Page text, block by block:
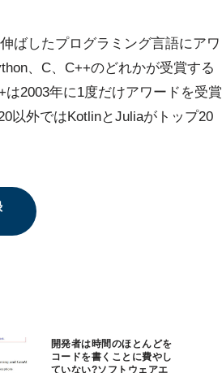
ばしたプログラミング言語にアワ
、C、C++のどれかが受賞する
2003年に1度だけアワードを受賞
以外ではKotlinとJuliaがトップ20
開発者は時間のほとんどを
コードを書くことに費やし
ていない?ソフトウェアエ